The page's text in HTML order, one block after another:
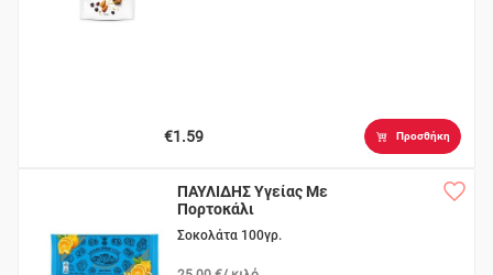
€1.59 Προσθήκη
ΠΑΥΛΙΔΗΣ Υγείας Με
Πορτοκάλι
Σοκολάτα 100γρ.